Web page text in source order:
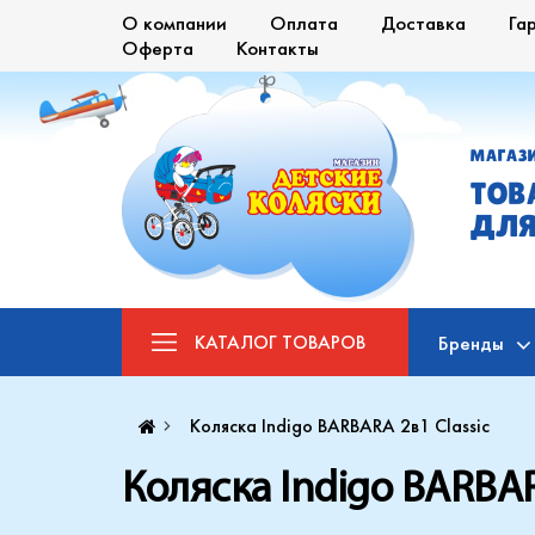
О компании Оплата Доставка
Оферта
Контакты
КАТАЛОГ ТОВАРОВ Бренды
Коляска Indigo BARBARA 2в1 Classic
Коляска Indigo